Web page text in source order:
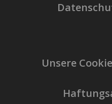
Unsere